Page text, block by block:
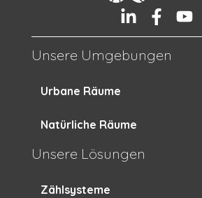
Unsere Umgebungen
Urbane Räume
Natürliche Räume
Unsere Lösungen
Zählsysteme